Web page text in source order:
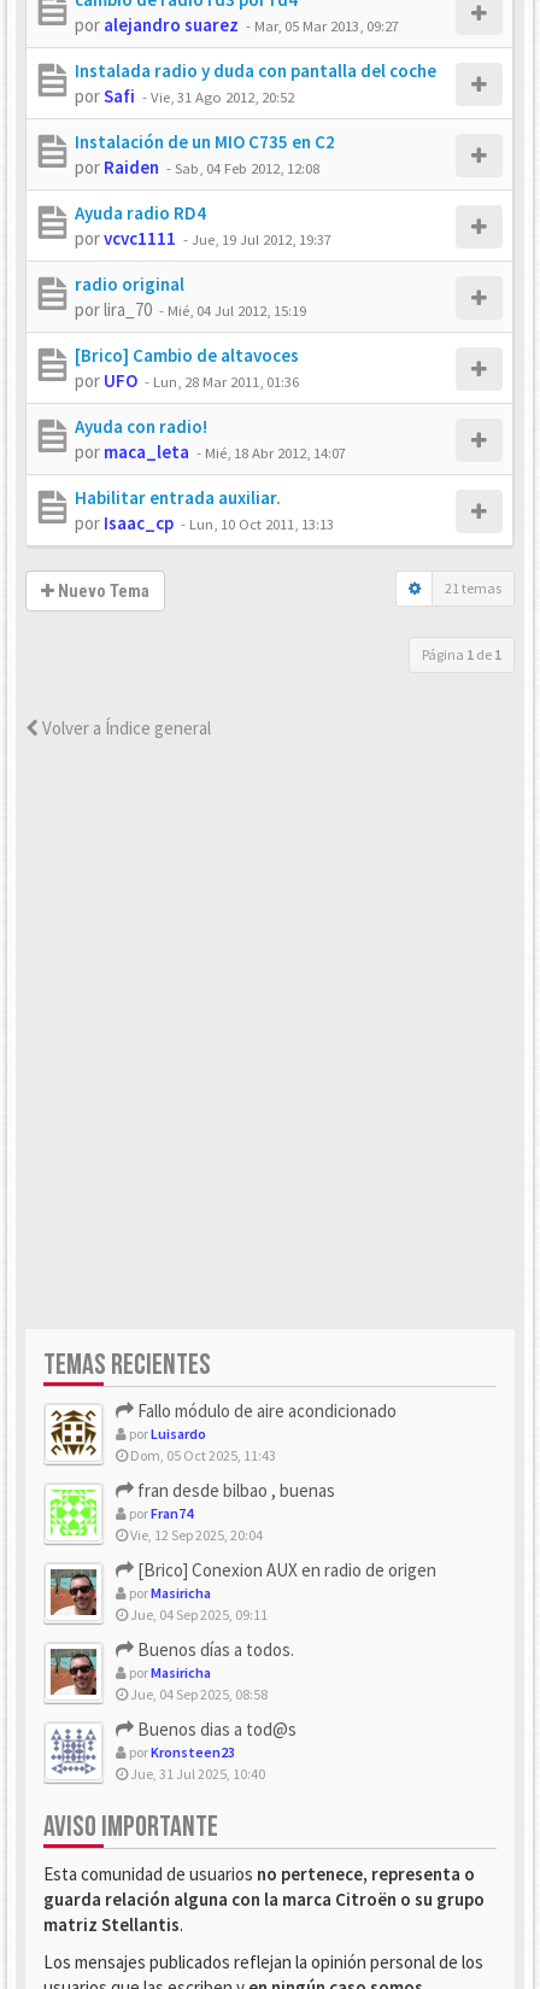
por alejandro suarez - Mar, 05 Mar 2013, 09:27
Instalada radio y duda con pantalla del coche
porSafi -Vie, 31 Ago 2012, 20:52
Instalación de un MIO C735 en C2
por Raiden -Sab, 04 Feb 2012, 12:08
Ayuda radio RD4
porvcvc1111 -Jue, 19 Jul 2012, 19:37
radio original
porlira_70 - Mié, 04 Jul 2012, 15:19
[Brico] Cambio de altavoces
por UFO - Lun, 28 Mar 2011, 01:36
Ayuda con radio!
por maca_leta - Mié, 18 Abr 2012, 14:07
Habilitar entrada auxiliar.
por Isaac_cp - Lun, 10 Oct 2011, 13:13
Nuevo Tema 21 temas
Página 1 de 1
Volver a Índice general
TEMAS RECIENTES
Fallo módulo de aire acondicionado
porLuisardo
Dom, 05 Oct 2025, 11:43
fran desde bilbao , buenas
porFran74
Vie, 12 Sep 2025, 20:04
[Brico] Conexion AUX en radio de origen
porMasiricha
Jue, 04 Sep 2025, 09:11
Buenos días a todos.
porMasiricha
Jue, 04 Sep 2025, 08:58
Buenos dias a tod@s
porKronsteen23
Jue, 31 Jul 2025, 10:40
AVISO IMPORTANTE
Esta comunidad de usuarios no pertenece, representa o
guarda relación alguna con la marca Citroën o su grupo
matriz Stellantis.
Los mensajes publicados reflejan la opinión personal de los